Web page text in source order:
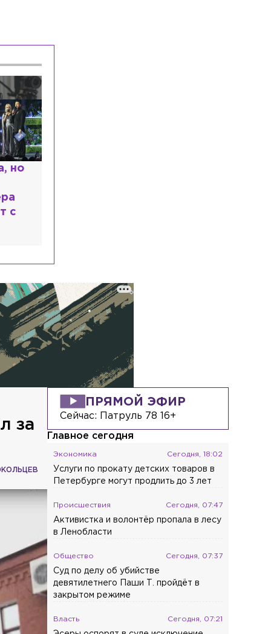
но
с
за
ПРЯМОЙ ЭФИР
Сейчас: Патруль 78 16+
Главное сегодня
Экономика Сегодня, 18:02
Услуги по прокату детских товаров в
Петербурге могут продлить до 3 лет
Происшествия Сегодня, 07:47
Активистка и волонтёр пропала в лесу
в Ленобласти
Общество Сегодня, 07:37
Суд по делу об убийстве
девятилетнего Паши Т. пройдёт в
закрытом режиме
Власть Сегодня, 07:21